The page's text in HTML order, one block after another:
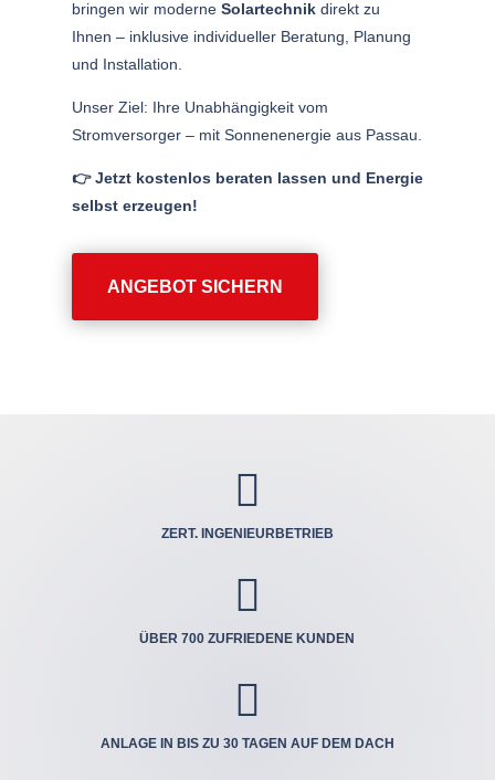
bringen wir moderne Solartechnikdirekt zu
Ihnen – inklusive individueller Beratung, Planung
und Installation.
Unser Ziel: Ihre Unabhängigkeit vom
Stromversorger – mit Sonnenenergie aus Passau.
👉 Jetzt kostenlos beraten lassen und Energie
selbst erzeugen!
ANGEBOT SICHERN

ZERT. INGENIEUR­BETRIEB

ÜBER 700 ZUFRIEDENE KUNDEN

ANLAGE IN BIS ZU 30 TAGEN AUF DEM DACH